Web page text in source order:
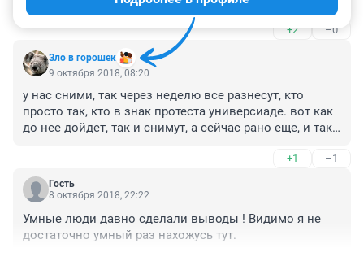
регламенту FISU. Я думаю, что дирекции универсиады,
как и всем нормальным людям, не нравится эта
колючка, но является обязательным требованием, без
соблюдения которого универсиады не будет. Такие
же колючки были и на олимпийских играх и
различных чемпионатах, в том числе ЧМ по футболу
летом. Для начала надо разобраться в вопросе, а
потом уже эмоции выпускать.
+2 –0
Зло в горошек
9 октября 2018, 08:20
у нас сними, так через неделю все разнесут, кто
просто так, кто в знак протеста универсиаде. вот как
до нее дойдет, так и снимут, а сейчас рано еще, и так
+1 –1
Гость
8 октября 2018, 22:22
Умные люди давно сделали выводы ! Видимо я не
достаточно умный раз нахожусь тут.